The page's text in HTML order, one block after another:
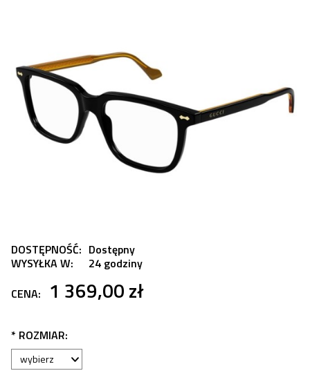
DOSTĘPNOŚĆ: Dostępny
WYSYŁKA W:
24 godziny
CENA:
1 369,00 zł
* ROZMIAR: